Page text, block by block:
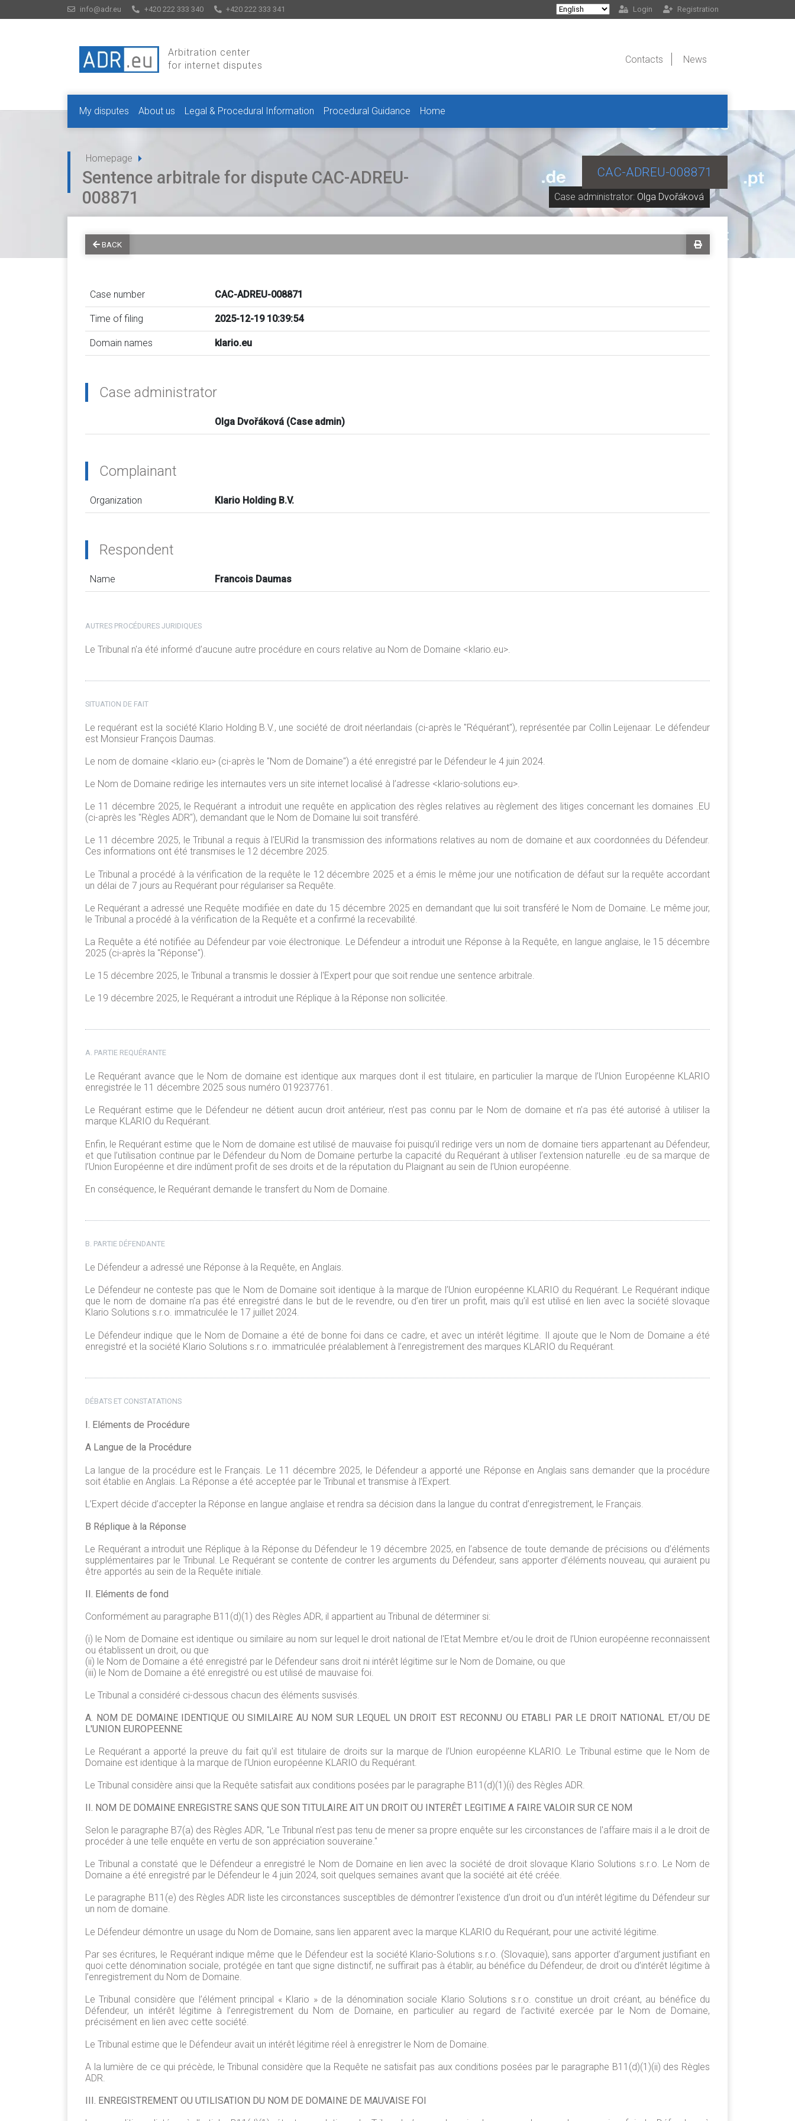
info@adr.eu +420 222 333 340 +420 222 333 341 Login Registration
Arbitration center
for internet disputes
Contacts News
My disputes About us Legal & Procedural Information Procedural Guidance Home
Homepage
Case administrator: Olga Dvořáková
CAC-ADREU-008871
Sentence arbitrale for dispute CAC-ADREU-
008871
BACK
Case number CAC-ADREU-008871
Time of filing 2025-12-19 10:39:54
Domain names klario.eu
Case administrator
Olga Dvořáková (Case admin)
Complainant
Organization Klario Holding B.V.
Respondent
Name Francois Daumas
AUTRES PROCÉDURES JURIDIQUES
Le Tribunal n'a été informé d’aucune autre procédure en cours relative au Nom de Domaine <klario.eu>.
SITUATION DE FAIT
Le requérant est la société Klario Holding B.V., une société de droit néerlandais (ci-après le "Réquérant"), représentée par Collin Leijenaar. Le défendeur
est Monsieur François Daumas.
Le nom de domaine <klario.eu> (ci-après le "Nom de Domaine") a été enregistré par le Défendeur le 4 juin 2024.
Le Nom de Domaine redirige les internautes vers un site internet localisé à l’adresse <klario-solutions.eu>.
Le 11 décembre 2025, le Requérant a introduit une requête en application des règles relatives au règlement des litiges concernant les domaines .EU
(ci-après les "Règles ADR"), demandant que le Nom de Domaine lui soit transféré.
Le 11 décembre 2025, le Tribunal a requis à l'EURid la transmission des informations relatives au nom de domaine et aux coordonnées du Défendeur.
Ces informations ont été transmises le 12 décembre 2025.
Le Tribunal a procédé à la vérification de la requête le 12 décembre 2025 et a émis le même jour une notification de défaut sur la requête accordant
un délai de 7 jours au Requérant pour régulariser sa Requête.
Le Requérant a adressé une Requête modifiée en date du 15 décembre 2025 en demandant que lui soit transféré le Nom de Domaine. Le même jour,
le Tribunal a procédé à la vérification de la Requête et a confirmé la recevabilité.
La Requête a été notifiée au Défendeur par voie électronique. Le Défendeur a introduit une Réponse à la Requête, en langue anglaise, le 15 décembre
2025 (ci-après la "Réponse").
Le 15 décembre 2025, le Tribunal a transmis le dossier à l'Expert pour que soit rendue une sentence arbitrale.
Le 19 décembre 2025, le Requérant a introduit une Réplique à la Réponse non sollicitée.
A. PARTIE REQUÉRANTE
Le Requérant avance que le Nom de domaine est identique aux marques dont il est titulaire, en particulier la marque de l’Union Européenne KLARIO
enregistrée le 11 décembre 2025 sous numéro 019237761.
Le Requérant estime que le Défendeur ne détient aucun droit antérieur, n’est pas connu par le Nom de domaine et n’a pas été autorisé à utiliser la
marque KLARIO du Requérant.
Enfin, le Requérant estime que le Nom de domaine est utilisé de mauvaise foi puisqu’il redirige vers un nom de domaine tiers appartenant au Défendeur,
et que l’utilisation continue par le Défendeur du Nom de Domaine perturbe la capacité du Requérant à utiliser l’extension naturelle .eu de sa marque de
l’Union Européenne et dire indûment profit de ses droits et de la réputation du Plaignant au sein de l’Union européenne.
En conséquence, le Requérant demande le transfert du Nom de Domaine.
B. PARTIE DÉFENDANTE
Le Défendeur a adressé une Réponse à la Requête, en Anglais.
Le Défendeur ne conteste pas que le Nom de Domaine soit identique à la marque de l’Union européenne KLARIO du Requérant. Le Requérant indique
que le nom de domaine n’a pas été enregistré dans le but de le revendre, ou d’en tirer un profit, mais qu’il est utilisé en lien avec la société slovaque
Klario Solutions s.r.o. immatriculée le 17 juillet 2024.
Le Défendeur indique que le Nom de Domaine a été de bonne foi dans ce cadre, et avec un intérêt légitime. Il ajoute que le Nom de Domaine a été
enregistré et la société Klario Solutions s.r.o. immatriculée préalablement à l’enregistrement des marques KLARIO du Requérant.
DÉBATS ET CONSTATATIONS
I. Eléments de Procédure
A Langue de la Procédure
La langue de la procédure est le Français. Le 11 décembre 2025, le Défendeur a apporté une Réponse en Anglais sans demander que la procédure
soit établie en Anglais. La Réponse a été acceptée par le Tribunal et transmise à l’Expert.
L’Expert décide d’accepter la Réponse en langue anglaise et rendra sa décision dans la langue du contrat d’enregistrement, le Français.
B Réplique à la Réponse
Le Requérant a introduit une Réplique à la Réponse du Défendeur le 19 décembre 2025, en l’absence de toute demande de précisions ou d’éléments
supplémentaires par le Tribunal. Le Requérant se contente de contrer les arguments du Défendeur, sans apporter d’éléments nouveau, qui auraient pu
être apportés au sein de la Requête initiale.
II. Eléments de fond
Conformément au paragraphe B11(d)(1) des Règles ADR, il appartient au Tribunal de déterminer si:
(i) le Nom de Domaine est identique ou similaire au nom sur lequel le droit national de l'Etat Membre et/ou le droit de l’Union européenne reconnaissent
ou établissent un droit, ou que
(ii) le Nom de Domaine a été enregistré par le Défendeur sans droit ni intérêt légitime sur le Nom de Domaine, ou que
(iii) le Nom de Domaine a été enregistré ou est utilisé de mauvaise foi.
Le Tribunal a considéré ci-dessous chacun des éléments susvisés.
A. NOM DE DOMAINE IDENTIQUE OU SIMILAIRE AU NOM SUR LEQUEL UN DROIT EST RECONNU OU ETABLI PAR LE DROIT NATIONAL ET/OU DE
L'UNION EUROPEENNE
Le Requérant a apporté la preuve du fait qu'il est titulaire de droits sur la marque de l’Union européenne KLARIO. Le Tribunal estime que le Nom de
Domaine est identique à la marque de l’Union européenne KLARIO du Requérant.
Le Tribunal considère ainsi que la Requête satisfait aux conditions posées par le paragraphe B11(d)(1)(i) des Règles ADR.
II. NOM DE DOMAINE ENREGISTRE SANS QUE SON TITULAIRE AIT UN DROIT OU INTERÊT LEGITIME A FAIRE VALOIR SUR CE NOM
Selon le paragraphe B7(a) des Règles ADR, "Le Tribunal n'est pas tenu de mener sa propre enquête sur les circonstances de l'affaire mais il a le droit de
procéder à une telle enquête en vertu de son appréciation souveraine."
Le Tribunal a constaté que le Défendeur a enregistré le Nom de Domaine en lien avec la société de droit slovaque Klario Solutions s.r.o. Le Nom de
Domaine a été enregistré par le Défendeur le 4 juin 2024, soit quelques semaines avant que la société ait été créée.
Le paragraphe B11(e) des Règles ADR liste les circonstances susceptibles de démontrer l'existence d'un droit ou d'un intérêt légitime du Défendeur sur
un nom de domaine.
Le Défendeur démontre un usage du Nom de Domaine, sans lien apparent avec la marque KLARIO du Requérant, pour une activité légitime.
Par ses écritures, le Requérant indique même que le Défendeur est la société Klario-Solutions s.r.o. (Slovaquie), sans apporter d’argument justifiant en
quoi cette dénomination sociale, protégée en tant que signe distinctif, ne suffirait pas à établir, au bénéfice du Défendeur, de droit ou d’intérêt légitime à
l’enregistrement du Nom de Domaine.
Le Tribunal considère que l’élément principal « Klario » de la dénomination sociale Klario Solutions s.r.o. constitue un droit créant, au bénéfice du
Défendeur, un intérêt légitime à l’enregistrement du Nom de Domaine, en particulier au regard de l’activité exercée par le Nom de Domaine,
précisément en lien avec cette société.
Le Tribunal estime que le Défendeur avait un intérêt légitime réel à enregistrer le Nom de Domaine.
A la lumière de ce qui précède, le Tribunal considère que la Requête ne satisfait pas aux conditions posées par le paragraphe B11(d)(1)(ii) des Règles
ADR.
III. ENREGISTREMENT OU UTILISATION DU NOM DE DOMAINE DE MAUVAISE FOI